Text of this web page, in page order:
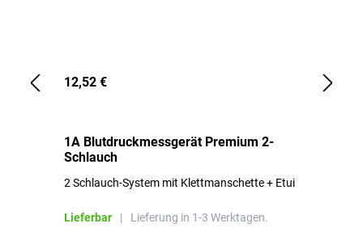
12,52 €
1A Blutdruckmessgerät Premium 2-
Schlauch
2 Schlauch-System mit Klettmanschette + Etui
Lieferbar | Lieferung in 1-3 Werktagen.